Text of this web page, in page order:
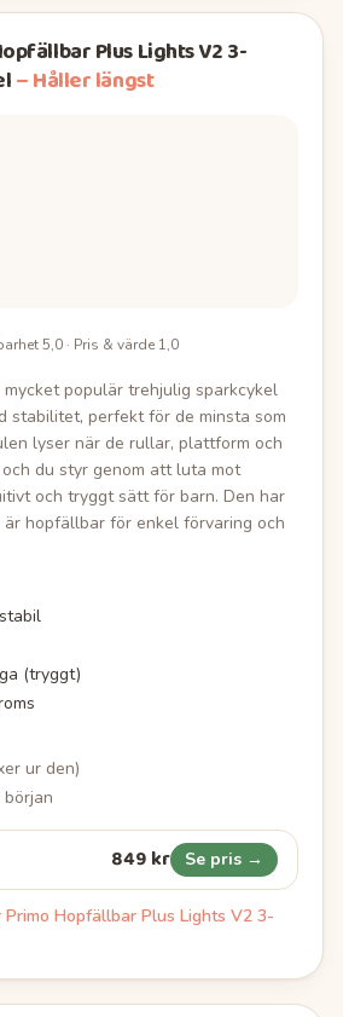
Plus Lights V2 3-
–Håller längst
5,0 · Pris & värde 1,0
mycket populär trehjulig sparkcykel
stabilitet, perfekt för de minsta som
lyser när de rullar, plattform och
du styr genom att luta mot
och tryggt sätt för barn. Den har
hopfällbar för enkel förvaring och
(tryggt)
ur den)
849 kr Se pris →
Primo Hopfällbar Plus Lights V2 3-